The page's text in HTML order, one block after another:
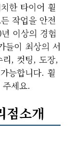
한 타이어 휠
작업을 안전
이상의 경험
들이 최상의 서
리, 컷팅, 도장,
능합니다. 휠
세요.
점소개